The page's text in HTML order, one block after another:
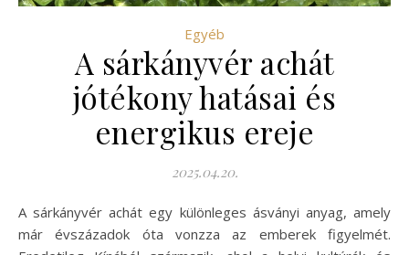
Egyéb
A sárkányvér achát
jótékony hatásai és
energikus ereje
2025.04.20.
A sárkányvér achát egy különleges ásványi anyag, amely
már évszázadok óta vonzza az emberek figyelmét.